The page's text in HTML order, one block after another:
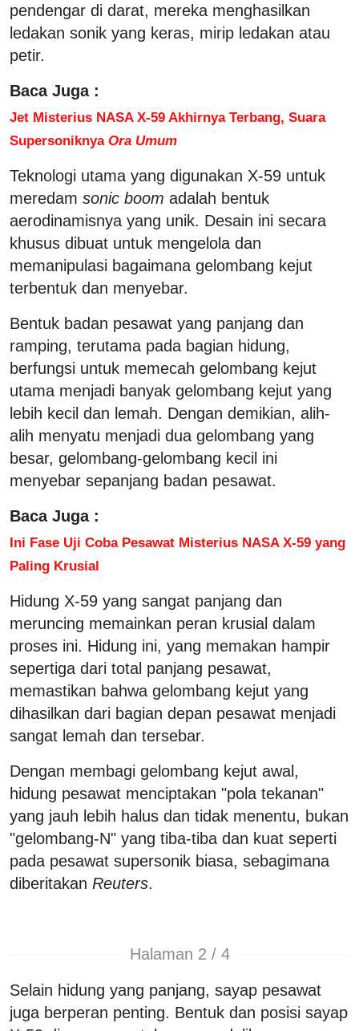
pendengar di darat, mereka menghasilkan
ledakan sonik yang keras, mirip ledakan atau
petir.
Baca Juga :
Jet Misterius NASA X-59 Akhirnya Terbang, Suara
Supersoniknya Ora Umum
Teknologi utama yang digunakan X-59 untuk
meredam sonic boom adalah bentuk
aerodinamisnya yang unik. Desain ini secara
khusus dibuat untuk mengelola dan
memanipulasi bagaimana gelombang kejut
terbentuk dan menyebar.
Bentuk badan pesawat yang panjang dan
ramping, terutama pada bagian hidung,
berfungsi untuk memecah gelombang kejut
utama menjadi banyak gelombang kejut yang
lebih kecil dan lemah. Dengan demikian, alih-
alih menyatu menjadi dua gelombang yang
besar, gelombang-gelombang kecil ini
menyebar sepanjang badan pesawat.
Baca Juga :
Ini Fase Uji Coba Pesawat Misterius NASA X-59 yang
Paling Krusial
Hidung X-59 yang sangat panjang dan
meruncing memainkan peran krusial dalam
proses ini. Hidung ini, yang memakan hampir
sepertiga dari total panjang pesawat,
memastikan bahwa gelombang kejut yang
dihasilkan dari bagian depan pesawat menjadi
sangat lemah dan tersebar.
Dengan membagi gelombang kejut awal,
hidung pesawat menciptakan "pola tekanan"
yang jauh lebih halus dan tidak menentu, bukan
"gelombang-N" yang tiba-tiba dan kuat seperti
pada pesawat supersonik biasa, sebagimana
diberitakan Reuters.
Halaman 2 / 4
Selain hidung yang panjang, sayap pesawat
juga berperan penting. Bentuk dan posisi sayap